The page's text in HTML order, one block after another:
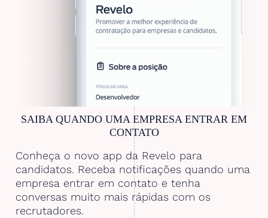
SAIBA QUANDO UMA EMPRESA ENTRAR EM
CONTATO
Conheça o novo app da Revelo para
candidatos. Receba notificações quando uma
empresa entrar em contato e tenha
conversas muito mais rápidas com os
recrutadores.